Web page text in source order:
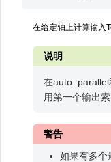
在给定轴上计算输入
说明
在
用第一个输出索
警告
如果有多个